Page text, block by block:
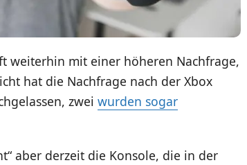
weiterhin mit einer höheren Nachfrage,
hat die Nachfrage nach der Xbox
zwei wurden sogar
aber derzeit die Konsole, die in der